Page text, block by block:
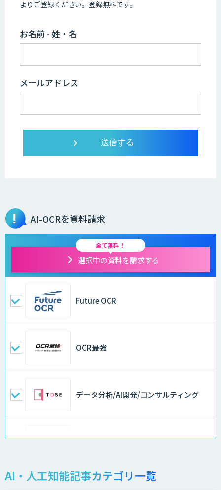
よりご登録ください。登録無料です。
お名前 - 姓・名
メールアドレス
AI-OCRを資料請求
全て無料！
選択中の資料を請求する
Future OCR
OCR最強
データ分析/AI開発/コンサルティング
Docify（ドシファイ）
AI・人工知能記事カテゴリ一覧